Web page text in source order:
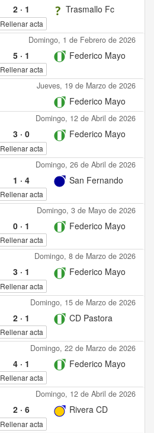
2· 1 Trasmallo Fc
Rellenar acta
Domingo, 1 de Febrero de 2026
5· 1 Federico Mayo
Rellenar acta
Jueves, 19 de Marzo de 2026
Federico Mayo
Domingo, 12 de Abril de 2026
3· 0 Federico Mayo
Rellenar acta
Domingo, 26 de Abril de 2026
1 · 4 San Fernando
Rellenar acta
Domingo, 3 de Mayo de 2026
0· 1 Federico Mayo
Rellenar acta
Domingo, 8 de Marzo de 2026
3· 1 Federico Mayo
Rellenar acta
Domingo, 15 de Marzo de 2026
2· 1 CD Pastora
Rellenar acta
Domingo, 22 de Marzo de 2026
4· 1 Federico Mayo
Rellenar acta
Domingo, 12 de Abril de 2026
2· 6 Rivera CD
Rellenar acta